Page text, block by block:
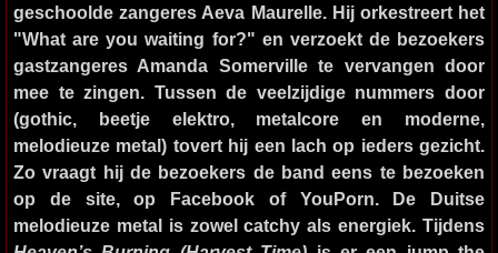
geschoolde zangeres Aeva Maurelle. Hij orkestreert het
"What are you waiting for?" en verzoekt de bezoekers
gastzangeres Amanda Somerville te vervangen door
mee te zingen. Tussen de veelzijdige nummers door
(gothic, beetje elektro, metalcore en moderne,
melodieuze metal) tovert hij een lach op ieders gezicht.
Zo vraagt hij de bezoekers de band eens te bezoeken
op de site, op Facebook of YouPorn. De Duitse
melodieuze metal is zowel catchy als energiek. Tijdens